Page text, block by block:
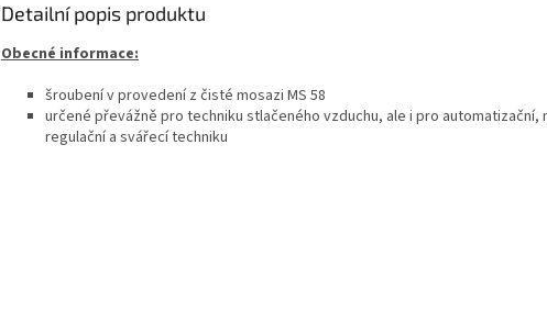
Detailní popis produktu
Obecné informace:
šroubení v provedení z čisté mosazi MS 58
určené převážně pro techniku stlačeného vzduchu, ale i pro automatizační,
regulační a svářecí techniku